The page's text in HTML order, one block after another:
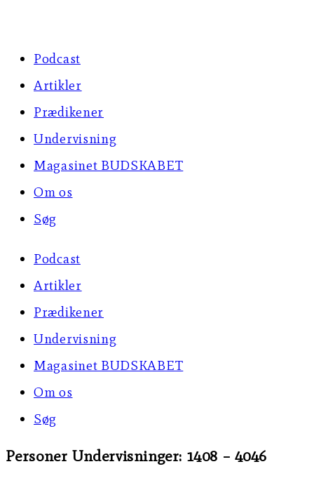
Podcast
Artikler
Prædikener
Undervisning
Magasinet BUDSKABET
Om os
Søg
Podcast
Artikler
Prædikener
Undervisning
Magasinet BUDSKABET
Om os
Søg
Personer Undervisninger: 1408 – 4046